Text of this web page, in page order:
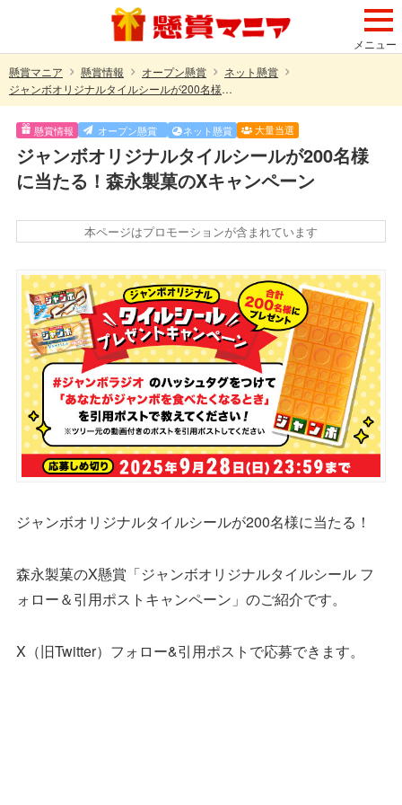
メニュー
懸賞マニア
懸賞情報 オープン懸賞
ネット懸賞
ジャンボオリジナルタイルシールが200名様に当たる！森永製菓のXキャンペーン
懸賞情報 オープン懸賞 ネット懸賞 大量当選
ジャンボオリジナルタイルシールが200名様
に当たる！森永製菓のXキャンペーン
本ページはプロモーションが含まれています
ジャンボオリジナルタイルシールが200名様に当たる！
森永製菓のX懸賞「ジャンボオリジナルタイルシール フ
ォロー＆引用ポストキャンペーン」のご紹介です。
X（旧Twitter）フォロー&引用ポストで応募できます。